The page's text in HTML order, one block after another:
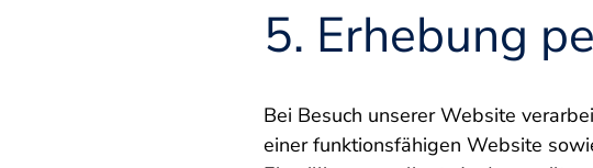
5. Erhebung
Bei Besuch unserer Website
einer funktionsfähigen Website